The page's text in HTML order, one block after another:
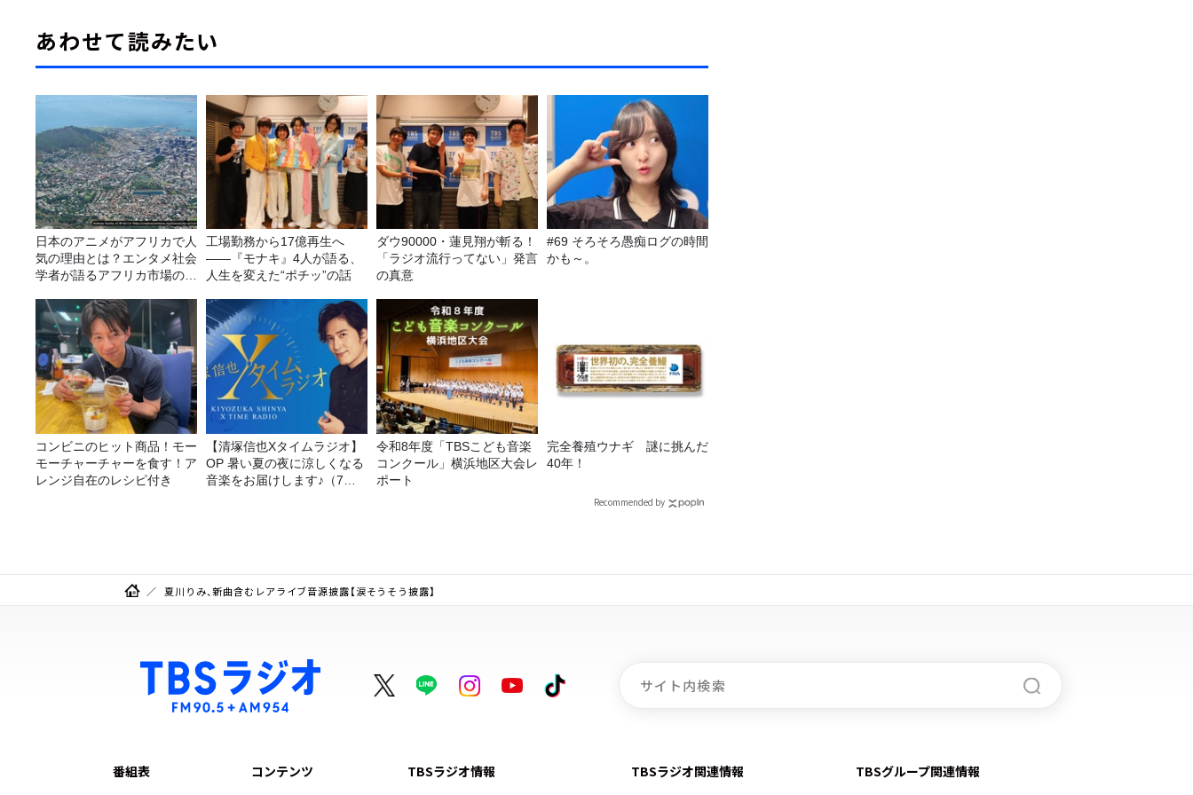
あわせて読みたい
日本のアニメがアフリカで人
気の理由とは？エンタメ社会
学者が語るアフリカ市場のリ
工場勤務から17億再生へ
——『モナキ』4人が語る、
人生を変えた“ポチッ”の話
ダウ90000・蓮見翔が斬る！
「ラジオ流行ってない」発言
の真意
#69 そろそろ愚痴ログの時間
かも～。
コンビニのヒット商品！モー
モーチャーチャーを食す！ア
レンジ自在のレシピ付き
【清塚信也Xタイムラジオ】
OP 暑い夏の夜に涼しくなる
音楽をお届けします♪（7月
令和8年度「TBSこども音楽
コンクール」横浜地区大会レ
ポート
完全養殖ウナギ 謎に挑んだ
40年！
Recommended by
夏川りみ、新曲含むレアライブ音源披露【涙そうそう披露】
番組表 コンテンツ TBSラジオ情報 TBSラジオ関連情報 TBSグループ関連情報